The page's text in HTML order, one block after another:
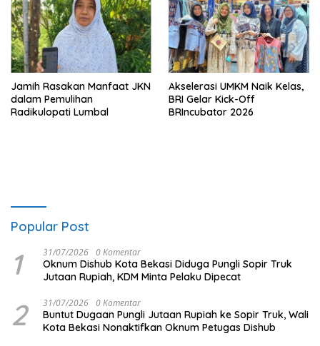
Jamih Rasakan Manfaat JKN
dalam Pemulihan
Radikulopati Lumbal
Akselerasi UMKM Naik Kelas,
BRI Gelar Kick-Off
BRIncubator 2026
Popular Post
1 31/07/2026 0 Komentar
Oknum Dishub Kota Bekasi Diduga Pungli Sopir Truk
Jutaan Rupiah, KDM Minta Pelaku Dipecat
2 31/07/2026 0 Komentar
Buntut Dugaan Pungli Jutaan Rupiah ke Sopir Truk, Wali
Kota Bekasi Nonaktifkan Oknum Petugas Dishub